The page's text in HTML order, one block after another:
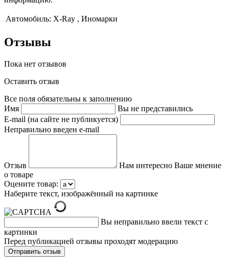
Автомобиль: X-Ray , Иномарки
Отзывы
Пока нет отзывов
Оставить отзыв
Все поля обязательны к заполнению
Имя
Вы не представились
E-mail (на сайте не публикуется)
Неправильно введен e-mail
Отзыв
Нам интересно Ваше мнение
о товаре
Оцените товар:
Наберите текст, изображённый на картинке
Вы неправильно ввели текст с
картинки
Перед публикацией отзывы проходят модерацию